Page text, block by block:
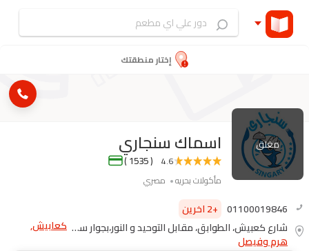
إختار منطقتك
مغلق اسماك سنجاري
4.6
( 1535 )
مأكولات بحريه مصري
01100019846 +2 اخرين
شارع كعبيش، الطوابق، مقابل التوحيد و النور،بجوار سوبر ماركت بيم كعابيش,
هرم وفيصل